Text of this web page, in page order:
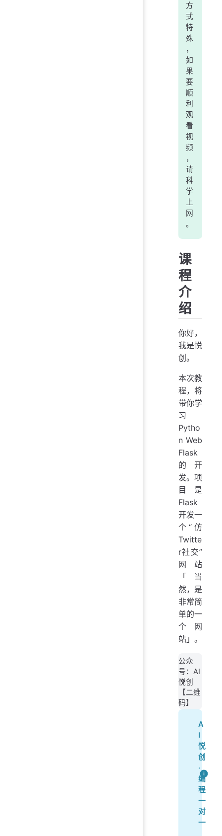
方
式
特
殊
，
如
果
要
顺
利
观
看
视
频
，
请
科
学
上
网
。
课
程
介
绍
你好，
我是悦
创。
本次教
程，将
带你学
习
Pytho
n Web
Flask
的开
发。项
目是
Flask
开发一
个“仿
Twitte
r社交”
网站
「当
然，是
非常简
单的一
个网
站」。
公众
号：AI
悦创
【二维
码】
A
I
悦
创
·
编
程
一
对
一